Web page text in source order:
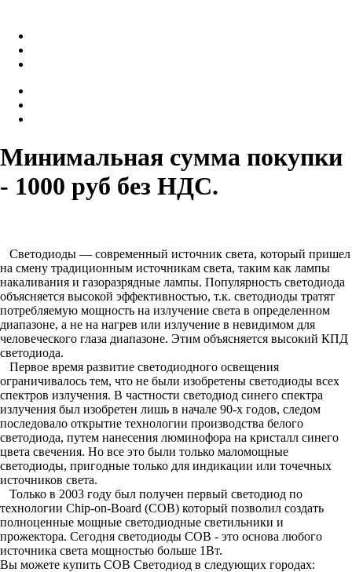
Минимальная сумма покупки
- 1000 руб без НДС.
Светодиоды — современный источник света, который пришел
на смену традиционным источникам света, таким как лампы
накаливания и газоразрядные лампы. Популярность светодиода
объясняется высокой эффективностью, т.к. светодиоды тратят
потребляемую мощность на излучение света в определенном
диапазоне, а не на нагрев или излучение в невидимом для
человеческого глаза диапазоне. Этим объясняется высокий КПД
светодиода.
Первое время развитие светодиодного освещения
ограничивалось тем, что не были изобретены светодиоды всех
спектров излучения. В частности светодиод синего спектра
излучения был изобретен лишь в начале 90-х годов, следом
последовало открытие технологии производства белого
светодиода, путем нанесения люминофора на кристалл синего
цвета свечения. Но все это были только маломощные
светодиоды, пригодные только для индикации или точечных
источников света.
Только в 2003 году был получен первый светодиод по
технологии Chip-on-Board (COB) который позволил создать
полноценные мощные светодиодные светильники и
прожектора. Сегодня светодиоды COB - это основа любого
источника света мощностью больше 1Вт.
Вы можете купить COB Светодиод в следующих городах: